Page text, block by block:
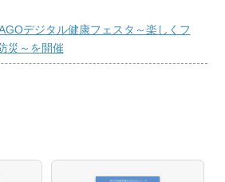
デジタル健康フェスタ～楽しくフ
災～を開催